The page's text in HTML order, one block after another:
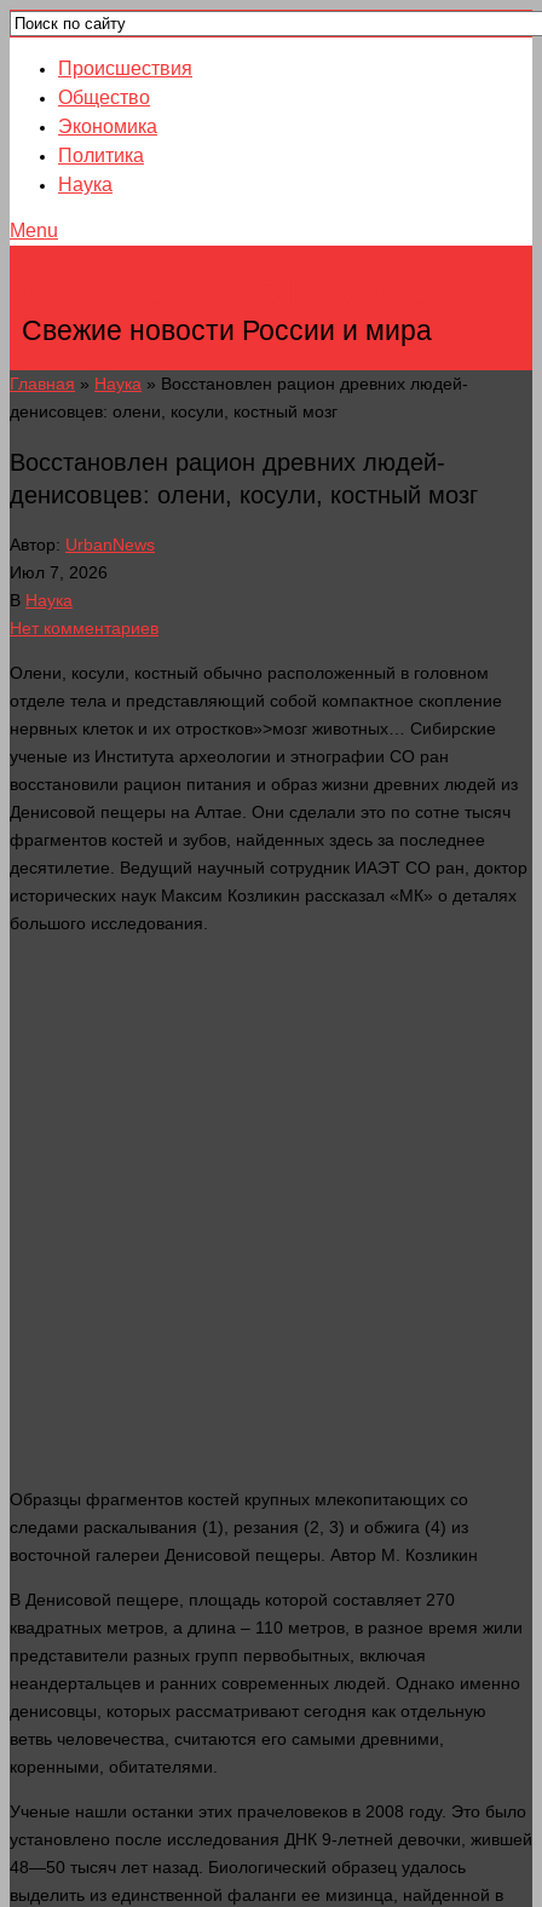
Происшествия
Общество
Экономика
Политика
Наука
Menu
Свежие новости России и мира
Главная » Наука » Восстановлен рацион древних людей-
денисовцев: олени, косули, костный мозг
Восстановлен рацион древних людей-
денисовцев: олени, косули, костный мозг
Автор: UrbanNews
Июл 7, 2026
В Наука
Нет комментариев
Олени, косули, костный обычно расположенный в головном
отделе тела и представляющий собой компактное скопление
нервных клеток и их отростков»>мозг животных… Сибирские
ученые из Института археологии и этнографии СО ран
восстановили рацион питания и образ жизни древних людей из
Денисовой пещеры на Алтае. Они сделали это по сотне тысяч
фрагментов костей и зубов, найденных здесь за последнее
десятилетие. Ведущий научный сотрудник ИАЭТ СО ран
доктор
исторических наук Максим Козликин рассказал «МК» о деталях
большого исследования.
Образцы фрагментов костей крупных млекопитающих со
следами раскалывания (1), резания (2, 3) и обжига (4) из
восточной галереи Денисовой пещеры. Автор М. Козликин
В Денисовой пещере, площадь которой составляет 270
квадратных метров , а длина – 110 метров , в разное время жили
представители разных групп первобытных, включая
неандертальцев и ранних современных людей . Однако именно
денисовцы, которых рассматривают сегодня как отдельную
ветвь человечества, считаются его самыми древними,
коренными, обитателями.
Ученые нашли останки этих прачеловеков в 2008 году. Это было
установлено после исследования ДНК 9-летней девочки, жившей
48—50 тысяч лет назад. Биологический образец удалось
выделить из единственной фаланги ее мизинца, найденной в